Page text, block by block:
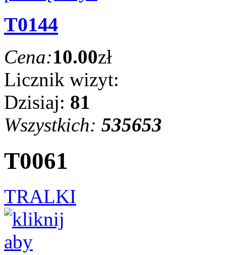
T0144
Cena:10.00zł
Licznik wizyt:
Dzisiaj: 81
Wszystkich: 535653
T0061
TRALKI